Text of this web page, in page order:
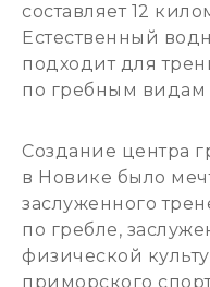
составляет 12
Естественный
подходит для
по гребным видам
Создание центра
в Новике было
заслуженного
по гребле,
физической
приморского